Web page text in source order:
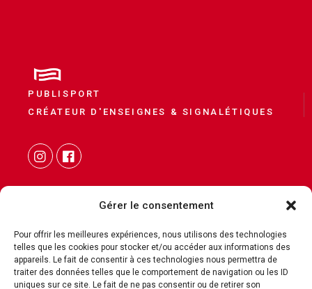
Gérer le consentement
Pour offrir les meilleures expériences, nous utilisons des technologies
telles que les cookies pour stocker et/ou accéder aux informations des
appareils. Le fait de consentir à ces technologies nous permettra de
traiter des données telles que le comportement de navigation ou les ID
uniques sur ce site. Le fait de ne pas consentir ou de retirer son
PUBLISPORT
CRÉATEUR D'ENSEIGNES & SIGNALÉTIQUES
CONTACT
MENTIONS LÉGALES